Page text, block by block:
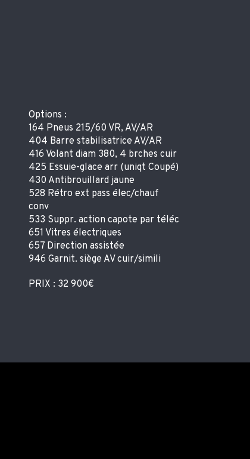
Options :
164 Pneus 215/60 VR, AV/AR
404 Barre stabilisatrice AV/AR
416 Volant diam 380, 4 brches cuir
425 Essuie-glace arr (uniqt Coupé)
430 Antibrouillard jaune
528 Rétro ext pass élec/chauf
conv
533 Suppr. action capote par téléc
651 Vitres électriques
657 Direction assistée
946 Garnit. siège AV cuir/simili
PRIX : 32 900€